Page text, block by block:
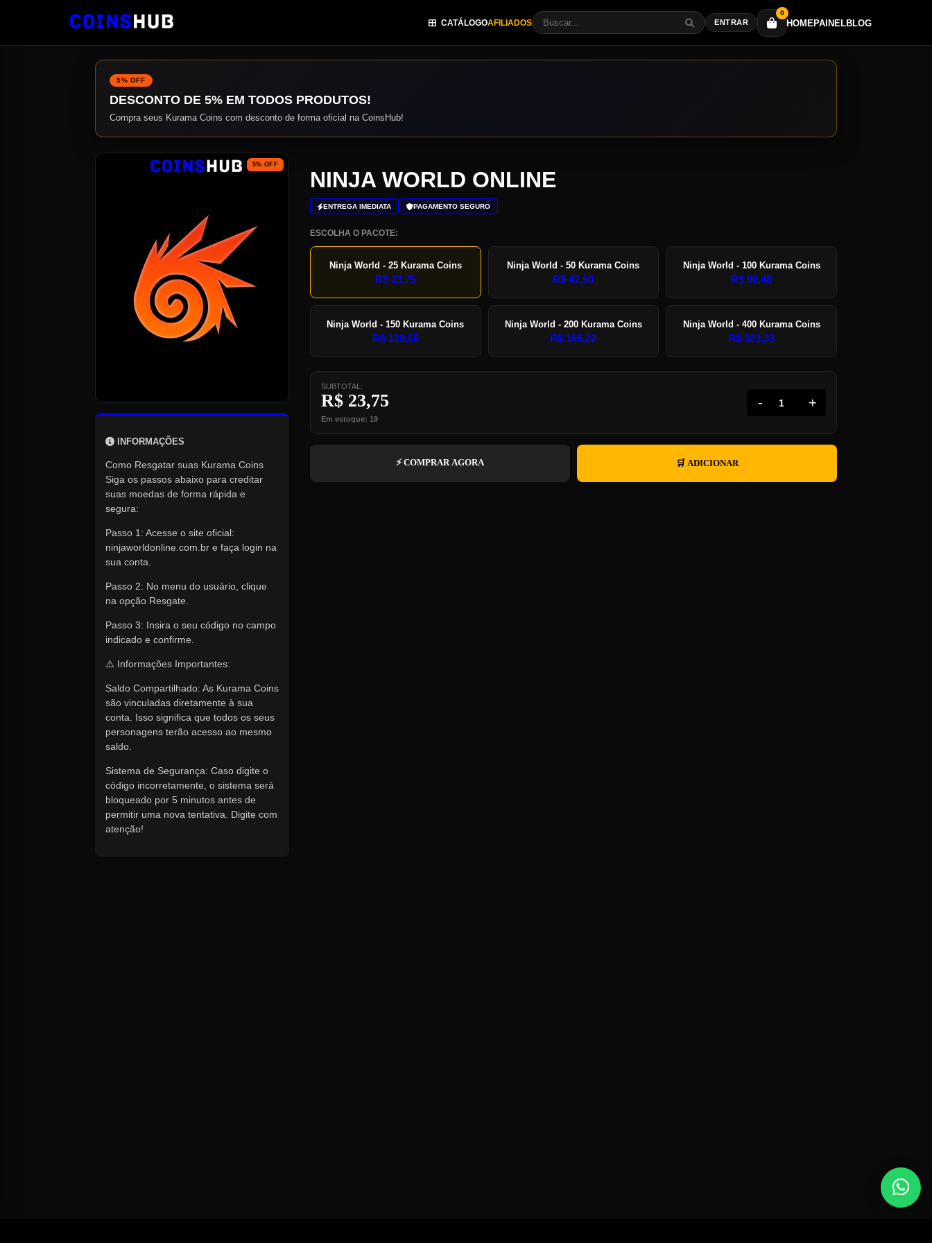
CATÁLOGOAFILIADOS ENTRAR
0
HOMEPAINELBLOG
5% OFF
DESCONTO DE 5% EM TODOS PRODUTOS!
Compra seus Kurama Coins com desconto de forma oficial na CoinsHub!
5% OFF
INFORMAÇÕES
Como Resgatar suas Kurama Coins
Siga os passos abaixo para creditar
suas moedas de forma rápida e
segura:
Passo 1: Acesse o site oficial:
ninjaworldonline.com.br e faça login na
sua conta.
Passo 2: No menu do usuário, clique
na opção Resgate.
Passo 3: Insira o seu código no campo
indicado e confirme.
⚠️ Informações Importantes:
Saldo Compartilhado: As Kurama Coins
são vinculadas diretamente à sua
conta. Isso significa que todos os seus
personagens terão acesso ao mesmo
saldo.
Sistema de Segurança: Caso digite o
código incorretamente, o sistema será
bloqueado por 5 minutos antes de
permitir uma nova tentativa. Digite com
atenção!
NINJA WORLD ONLINE
ENTREGA IMEDIATA PAGAMENTO SEGURO
ESCOLHA O PACOTE:
Ninja World - 25 Kurama Coins
R$23,75
Ninja World - 50 Kurama Coins
R$ 47,50
Ninja World - 100 Kurama Coins
R$ 90,48
Ninja World - 150 Kurama Coins
R$129,55
Ninja World - 200 Kurama Coins
R$ 165,22
Ninja World - 400 Kurama Coins
R$ 323,33
SUBTOTAL:
R$ 23,75
Em estoque: 19
- +
⚡ COMPRAR AGORA 🛒 ADICIONAR